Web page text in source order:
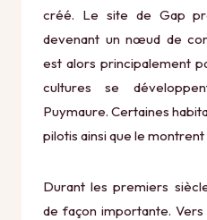
créé. Le site de Gap
devenant un nœud de
est alors principalement
cultures se
Puymaure. Certaines
pilotis ainsi que le
Durant les premiers
de façon importante.